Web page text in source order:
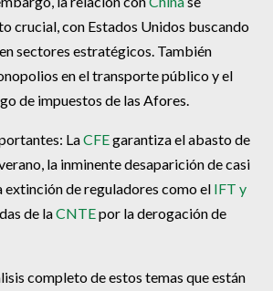
crucial, con Estados Unidos buscando
sectores estratégicos. También
en el transporte público y el
de impuestos de las Afores.
LaCFEgarantiza el abasto de
la inminente desaparición de casi
extinción de reguladores como el IFT y
de laCNTEpor la derogación de
completo de estos temas que están